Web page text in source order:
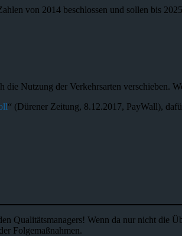
von 2014 beschlossen und sollen bis
die Nutzung der Verkehrsarten
“ (Dürener Zeitung, 8.12.2017, PayWall),
Qualitätsmanagers! Wenn da nur nicht die
Folgemaßnahmen.